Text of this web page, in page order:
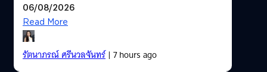
06/08/2026
Read More
รัตนาภรณ์ ศรีนวลจันทร์| 7 hours ago